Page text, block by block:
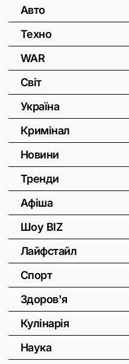
Авто
Техно
WAR
Світ
Україна
Кримінал
Новини
Тренди
Афіша
Шоу BIZ
Лайфстайл
Спорт
Здоров'я
Кулінарія
Наука